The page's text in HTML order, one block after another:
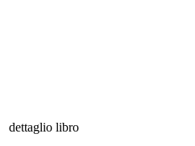
dettaglio libro